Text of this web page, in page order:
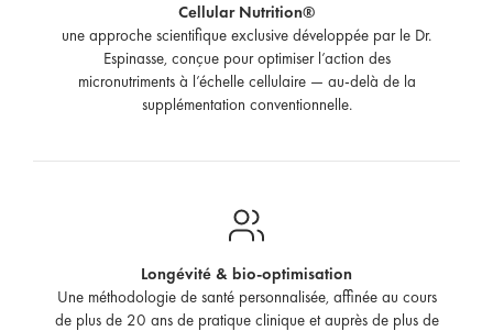
Cellular Nutrition®
une approche scientifique exclusive développée par le Dr.
Espinasse, conçue pour optimiser l’action des
micronutriments à l’échelle cellulaire — au-delà de la
supplémentation conventionnelle.
Longévité & bio-optimisation
Une méthodologie de santé personnalisée, affinée au cours
de plus de 20 ans de pratique clinique et auprès de plus de